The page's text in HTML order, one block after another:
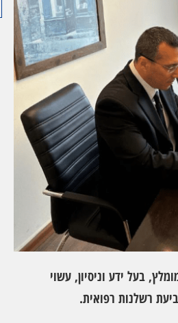
בעל ידע וניסיון, עשוי
רשלנות רפואית.